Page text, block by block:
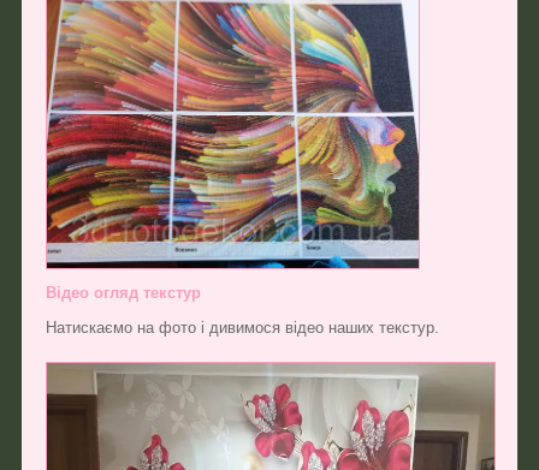
Відео огляд текстур
Натискаємо на фото і дивимося відео наших текстур.